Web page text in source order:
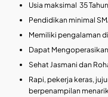
Usia maksimal 35 Tahun
Pendidikan minimal
Memiliki pengalaman
Dapat
Sehat Jasmani dan
Rapi, pekerja keras,
berpenampilan